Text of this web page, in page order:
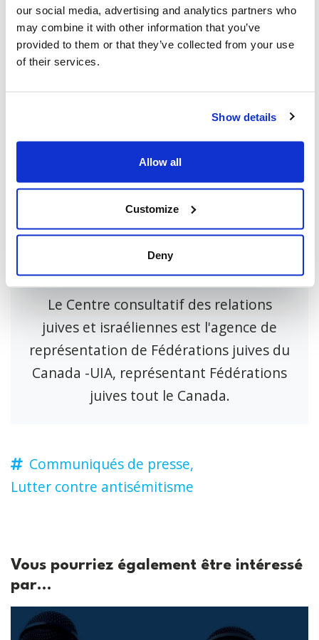
our social media, advertising and analytics partners who
may combine it with other information that you’ve
provided to them or that they’ve collected from your use
of their services.
Show details
Allow all
Customize
Deny
/11-627-m/11-627-m2021021-eng.pdf?
st=PvrcTk5X
Partager cette page
À propos du CIJA
Le Centre consultatif des relations
juives et israéliennes est l'agence de
représentation de Fédérations juives du
Canada -UIA, représentant Fédérations
juives tout le Canada.
Communiqués de presse,
Lutter contre antisémitisme
Vous pourriez également être intéressé
par...